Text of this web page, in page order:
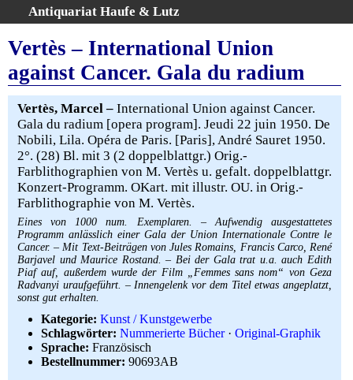
Antiquariat Haufe & Lutz
Home
Gesamtbestand
Erweiterte Suche
Kategorien
Schlagwörter
Warenkorb
AGB
Widerruf
Über uns
Aktuelle Kataloge
Kontakt
Ankauf
Impressum
Vertès – International Union
against Cancer. Gala du radium
Vertès, Marcel – International Union against Cancer.
Gala du radium [opera program]. Jeudi 22 juin 1950. De
Nobili, Lila. Opéra de Paris. [Paris], André Sauret 1950.
2°. (28) Bl. mit 3 (2 doppelblattgr.) Orig.-
Farblithographien von M. Vertès u. gefalt. doppelblattgr.
Konzert-Programm. OKart. mit illustr. OU. in Orig.-
Farblithographie von M. Vertès.
Eines von 1000 num. Exemplaren. – Aufwendig ausgestattetes
Programm anlässlich einer Gala der Union Internationale Contre le
Cancer. – Mit Text-Beiträgen von Jules Romains, Francis Carco, René
Barjavel und Maurice Rostand. – Bei der Gala trat u.a. auch Edith
Piaf auf, außerdem wurde der Film „Femmes sans nom“ von Geza
Radvanyi uraufgeführt. – Innengelenk vor dem Titel etwas angeplatzt,
sonst gut erhalten.
Kategorie: Kunst / Kunstgewerbe
Schlagwörter: Nummerierte Bücher· Original-Graphik
Sprache: Französisch
Bestellnummer: 90693AB